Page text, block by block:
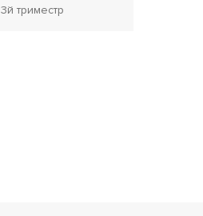
3й триместр